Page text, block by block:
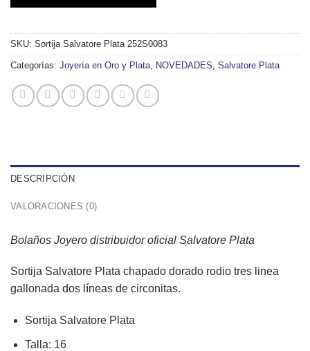
SKU: Sortija Salvatore Plata 252S0083
Categorías: Joyería en Oro y Plata NOVEDADES Salvatore Plata
DESCRIPCIÓN
VALORACIONES (0)
Bolaños Joyero distribuidor oficial Salvatore Plata
Sortija Salvatore Plata chapado dorado rodio tres linea
gallonada dos líneas de circonitas.
Sortija Salvatore Plata
Talla: 16